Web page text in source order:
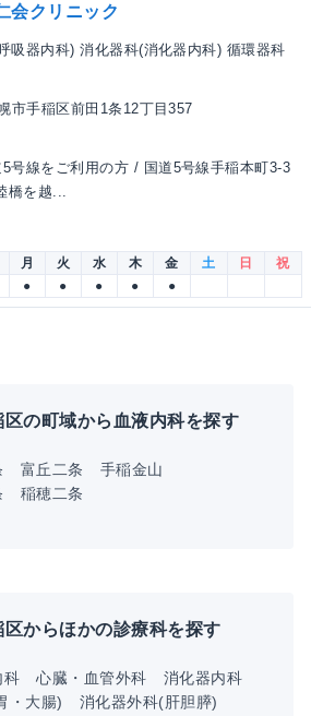
会クリニック
吸器内科) 消化器科(消化器内科) 循環器科
市手稲区前田1条12丁目357
号線をご利用の方 / 国道5号線手稲本町3-3
橋を越...
月 火 水 木 金 土 日
祝
● ● ● ● ●
の町域から血液内科を探す
富丘二条
手稲金山
稲穂二条
からほかの診療科を探す
科 心臓・血管外科
消化器内科
・大腸)
消化器外科(肝胆膵)